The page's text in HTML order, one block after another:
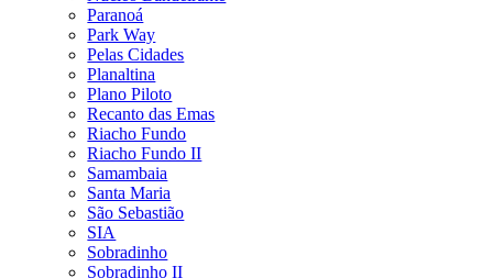
Paranoá
Park Way
Pelas Cidades
Planaltina
Plano Piloto
Recanto das Emas
Riacho Fundo
Riacho Fundo II
Samambaia
Santa Maria
São Sebastião
SIA
Sobradinho
Sobradinho II